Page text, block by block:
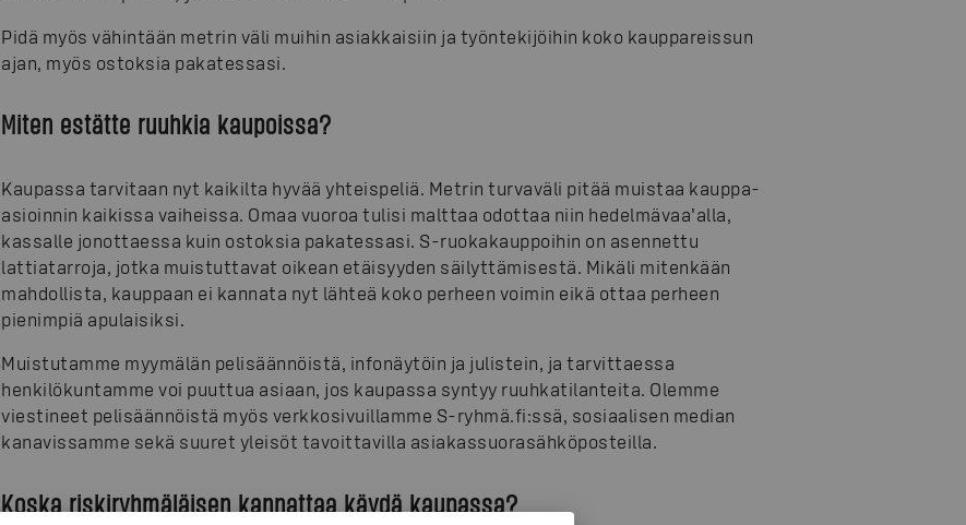
Pidä myös vähintään metrin väli muihin asiakkaisiin ja työntekijöihin koko kauppareissun
ajan, myös ostoksia pakatessasi.
Miten estätte ruuhkia kaupoissa?
Kaupassa tarvitaan nyt kaikilta hyvää yhteispeliä. Metrin turvaväli pitää muistaa kauppa-
asioinnin kaikissa vaiheissa. Omaa vuoroa tulisi malttaa odottaa niin hedelmävaa’alla,
kassalle jonottaessa kuin ostoksia pakatessasi. S-ruokakauppoihin on asennettu
lattiatarroja, jotka muistuttavat oikean etäisyyden säilyttämisestä. Mikäli mitenkään
mahdollista, kauppaan ei kannata nyt lähteä koko perheen voimin eikä ottaa perheen
pienimpiä apulaisiksi.
Muistutamme myymälän pelisäännöistä, infonäytöin ja julistein, ja tarvittaessa
henkilökuntamme voi puuttua asiaan, jos kaupassa syntyy ruuhkatilanteita. Olemme
viestineet pelisäännöistä myös verkkosivuillamme S-ryhmä.fi:ssä, sosiaalisen median
kanavissamme sekä suuret yleisöt tavoittavilla asiakassuorasähköposteilla.
Koska riskiryhmäläisen kannattaa käydä kaupassa?